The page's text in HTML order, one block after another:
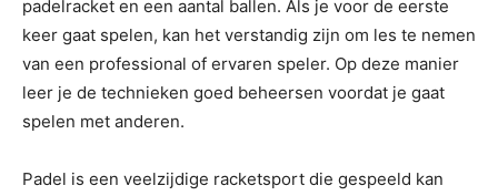
padelracket en een aantal ballen. Als je voor de eerste
keer gaat spelen, kan het verstandig zijn om les te nemen
van een professional of ervaren speler. Op deze manier
leer je de technieken goed beheersen voordat je gaat
spelen met anderen.
Padel is een veelzijdige racketsport die gespeeld kan